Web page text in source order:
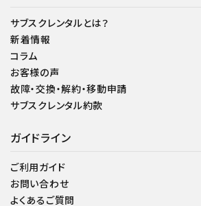
サブスクレンタルとは？
新着情報
コラム
お客様の声
故障・交換・解約・移動申請
サブスクレンタル約款
ガイドライン
ご利用ガイド
お問い合わせ
よくあるご質問